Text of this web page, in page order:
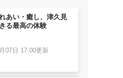
あい・癒し、津久見
る最高の体験
07日 17:00更新